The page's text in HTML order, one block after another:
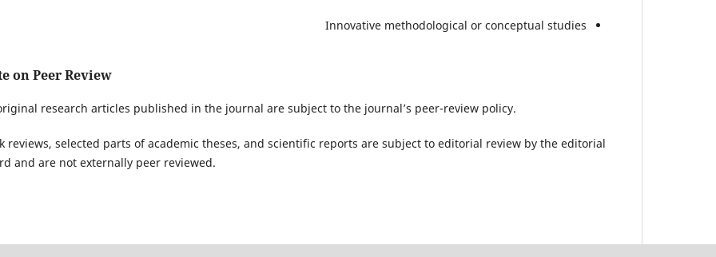
Innovative methodological or conceptual studies
on Peer Review
research articles published in the journal are subject to the journal’s peer-review policy.
reviews, selected parts of academic theses, and scientific reports are subject to editorial review by the editorial
and are not externally peer reviewed.